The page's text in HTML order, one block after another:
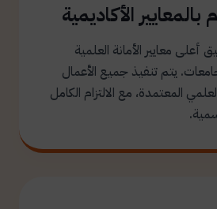
بالمعايير الأكاديمية
أعلى معايير الأمانة العلمية
يتم تنفيذ جميع الأعمال
المعتمدة، مع الالتزام الكامل